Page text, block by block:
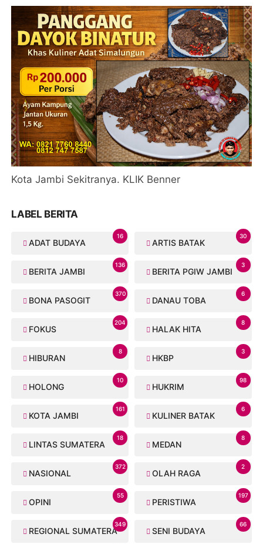
Kota Jambi Sekitranya. KLIK Benner
LABEL BERITA
ADAT BUDAYA
16
ARTIS BATAK
30
BERITA JAMBI
136
BERITA PGIW JAMBI
3
BONA PASOGIT
370
DANAU TOBA
6
FOKUS
204
HALAK HITA
8
HIBURAN
8
HKBP
3
HOLONG
10
HUKRIM
98
KOTA JAMBI
161
KULINER BATAK
6
LINTAS SUMATERA
18
MEDAN
8
NASIONAL
372
OLAH RAGA
2
OPINI
55
PERISTIWA
197
REGIONAL SUMATERA
349
SENI BUDAYA
66